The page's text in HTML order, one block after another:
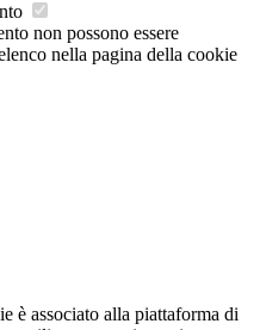
non possono essere
nella pagina della cookie
è associato alla piattaforma di